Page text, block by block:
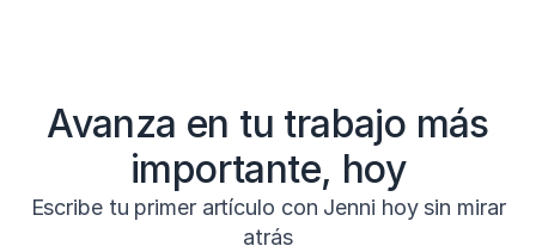
Avanza en tu trabajo más
importante, hoy
Escribe tu primer artículo con Jenni hoy sin mirar
atrás